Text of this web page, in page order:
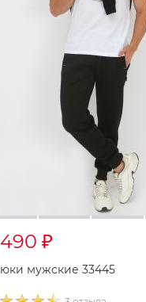
₽
мужские 33445